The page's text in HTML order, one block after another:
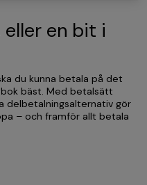
eller en bit i
du kunna betala på det
bäst. Med betalsätt
delbetalningsalternativ gör
– och framför allt betala